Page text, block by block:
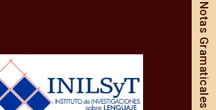
Notas Gramaticales